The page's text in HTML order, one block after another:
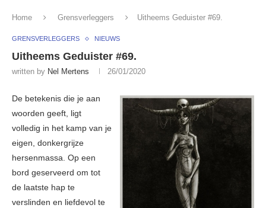
Home Grensverleggers Uitheems Geduister #69.
GRENSVERLEGGERS NIEUWS
Uitheems Geduister #69.
written by Nel Mertens 26/01/2020
De betekenis die je aan
woorden geeft, ligt
volledig in het kamp van je
eigen, donkergrijze
hersenmassa. Op een
bord geserveerd om tot
de laatste hap te
verslinden en liefdevol te